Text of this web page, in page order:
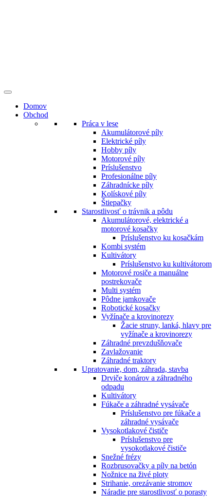
Domov
Obchod
Práca v lese
Akumulátorové píly
Elektrické píly
Hobby píly
Motorové píly
Príslušenstvo
Profesionálne píly
Záhradnícke píly
Kolískové píly
Štiepačky
Starostlivosť o trávnik a pôdu
Akumulátorové, elektrické a
motorové kosačky
Príslušenstvo ku kosačkám
Kombi systém
Kultivátory
Príslušenstvo ku kultivátorom
Motorové rosiče a manuálne
postrekovače
Multi systém
Pôdne jamkovače
Robotické kosačky
Vyžínače a krovinorezy
Žacie struny, lanká, hlavy pre
vyžínače a krovinorezy
Záhradné prevzdušňovače
Zavlažovanie
Záhradné traktory
Upratovanie, dom, záhrada, stavba
Drviče konárov a záhradného
odpadu
Kultivátory
Fúkače a záhradné vysávače
Príslušenstvo pre fúkače a
záhradné vysávače
Vysokotlakové čističe
Príslušenstvo pre
vysokotlakové čističe
Snežné frézy
Rozbrusovačky a píly na betón
Nožnice na živé ploty
Strihanie, orezávanie stromov
Náradie pre starostlivosť o porasty